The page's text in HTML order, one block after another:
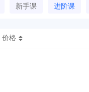
新手课 进阶课
价格